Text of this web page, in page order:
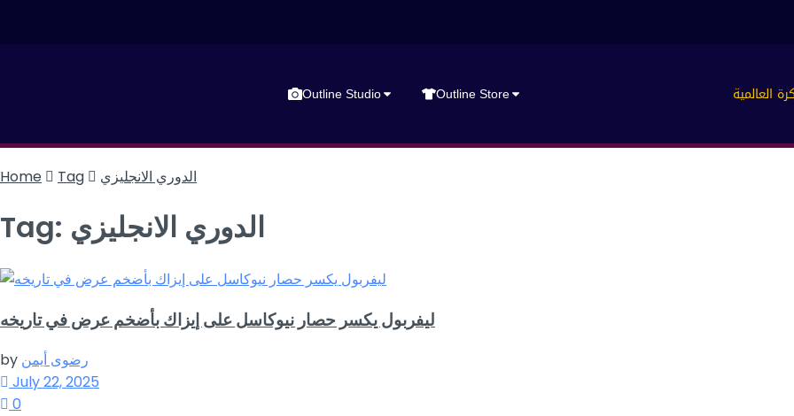
Outline Studio Outline Store العالمية
Home Tag الدوري الانجليزي
Tag: الدوري الانجليزي
ليفربول يكسر حصار نيوكاسل على إيزاك بأضخم عرض في تاريخه
by رضوى أيمن
July 22, 2025
0